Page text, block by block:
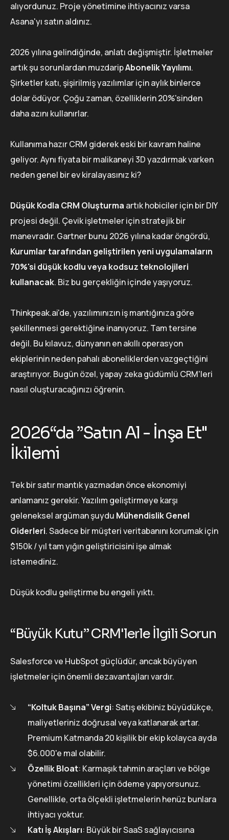
alıyordunuz. Proje yönetimine ihtiyacınız varsa
Asana'yı satın aldınız.
2026 yılına gelindiğinde, anlatı değişmiştir. İşletmeler
artık şu sorunlardan muzdaripAbonelik Yayılımı.
Şirketler katı, şişirilmiş yazılımlar için aylık binlerce
dolar ödüyor. Çoğu zaman, özelliklerin 20%'sinden
daha azını kullanırlar.
Kullanıma hazır CRM giderek eski bir kavram haline
geliyor. Aynı fiyata bir malikaneyi 3D yazdırmak varken
neden genel bir ev kiralayasınız ki?
Düşük Kodla CRM Oluşturma artık hobiciler için bir DIY
projesi değil. Çevik işletmeler için stratejik bir
manevradır. Gartner bunu 2026 yılına kadar öngördü,
Kurumlar tarafından geliştirilen yeni uygulamaların
70%'si düşük kodlu veya kodsuz teknolojileri
kullanacak. Biz bu gerçekliğin içinde yaşıyoruz.
Thinkpeak.ai'de, yazılımınızın iş mantığınıza göre
şekillenmesi gerektiğine inanıyoruz. Tam tersine
değil. Bu kılavuz, dünyanın en akıllı operasyon
ekiplerinin neden pahalı aboneliklerden vazgeçtiğini
araştırıyor. Bugün özel, yapay zeka güdümlü CRM'leri
nasıl oluşturacağınızı öğrenin.
2026“da ”Satın Al - İnşa Et"
İkilemi
Tek bir satır mantık yazmadan önce ekonomiyi
anlamanız gerekir. Yazılım geliştirmeye karşı
geleneksel argüman şuydu Mühendislik Genel
Giderleri. Sadece bir müşteri veritabanını korumak için
$150k / yıl tam yığın geliştiricisini işe almak
istemediniz.
Düşük kodlu geliştirme bu engeli yıktı.
“Büyük Kutu” CRM'lerle İlgili Sorun
Salesforce ve HubSpot güçlüdür, ancak büyüyen
işletmeler için önemli dezavantajları vardır.
“Koltuk Başına” Vergi: Satış ekibiniz büyüdükçe,
maliyetleriniz doğrusal veya katlanarak artar.
Premium Katmanda 20 kişilik bir ekip kolayca ayda
$6.000'e mal olabilir.
Özellik Bloat: Karmaşık tahmin araçları ve bölge
yönetimi özellikleri için ödeme yapıyorsunuz.
Genellikle, orta ölçekli işletmelerin henüz bunlara
ihtiyacı yoktur.
Katı İş Akışları: Büyük bir SaaS sağlayıcısına